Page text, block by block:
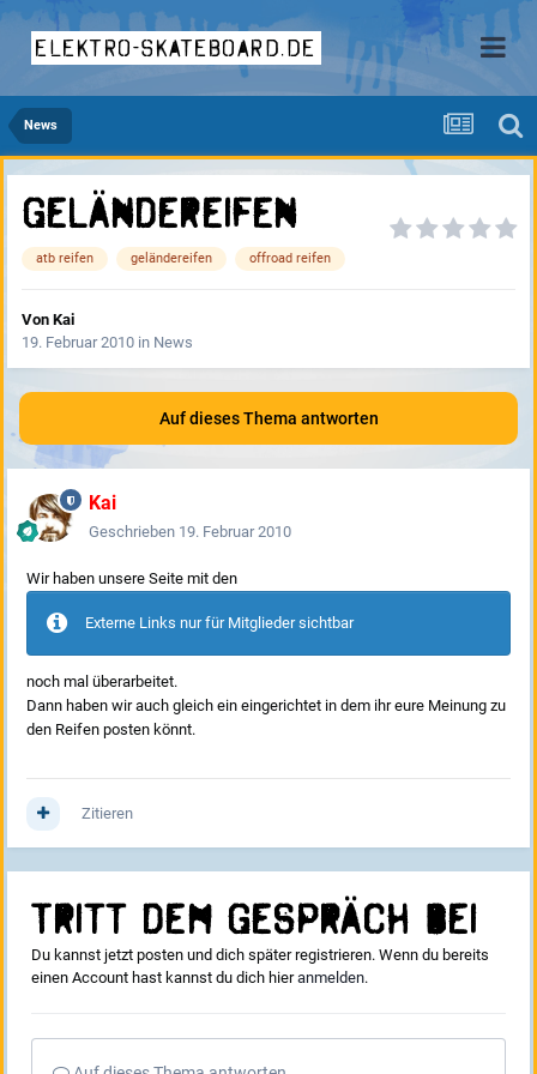
elektro-skateboard.de
News
Geländereifen
atb reifen geländereifen offroad reifen
Von Kai
19. Februar 2010 in News
Auf dieses Thema antworten
Kai
Geschrieben 19. Februar 2010
Wir haben unsere Seite mit den
Externe Links nur für Mitglieder sichtbar
noch mal überarbeitet.
Dann haben wir auch gleich ein eingerichtet in dem ihr eure Meinung zu
den Reifen posten könnt.
Zitieren
Tritt dem Gespräch bei
Du kannst jetzt posten und dich später registrieren. Wenn du bereits
einen Account hast kannst du dich hieranmelden.